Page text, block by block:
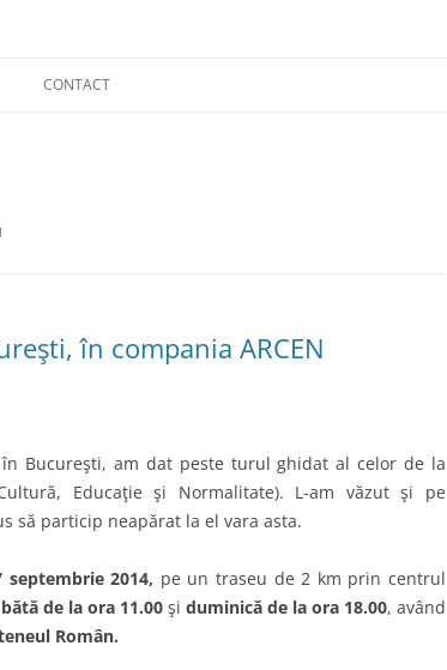
CONTACT
în compania ARCEN
Bucureşti, am dat peste turul ghidat al celor de la
Educaţie şi Normalitate). L-am văzut şi pe
să particip neapărat la el vara asta.
septembrie 2014, pe un traseu de 2 km prin centrul
de la ora 11.00 şi duminică de la ora 18.00, având
Român.